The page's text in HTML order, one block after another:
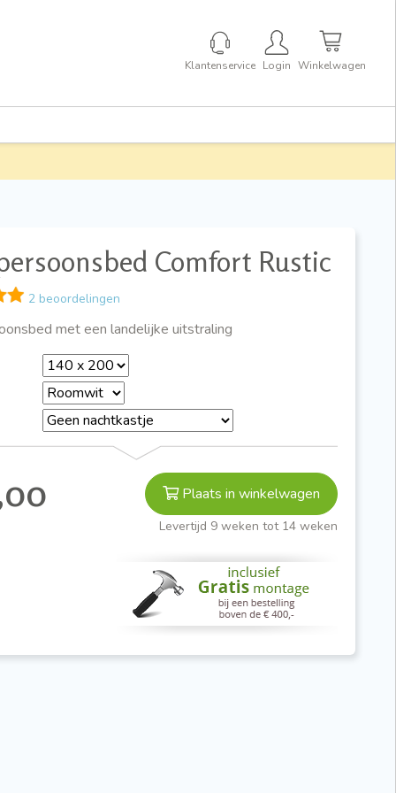
Klantenservice Login Winkelwagen
Comfort Rustic
2 beoordelingen
met een landelijke uitstraling
Plaats in winkelwagen
Levertijd 9 weken tot 14 weken